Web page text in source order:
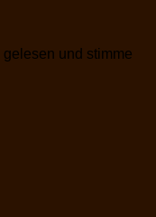
gelesen und stimme